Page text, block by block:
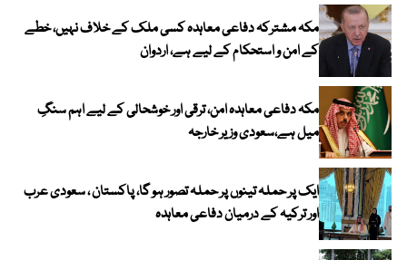
مکہ مشترکہ دفاعی معاہدہ کسی ملک کے خلاف نہیں، خطے
کے امن و استحکام کے لیے ہے، اردوان
مکہ دفاعی معاہدہ امن، ترقی اور خوشحالی کے لیے اہم سنگِ
میل ہے،سعودی وزیر خارجہ
ایک پر حملہ تینوں پر حملہ تصور ہو گا، پاکستان ، سعودی عرب
اور ترکیہ کے درمیان دفاعی معاہدہ